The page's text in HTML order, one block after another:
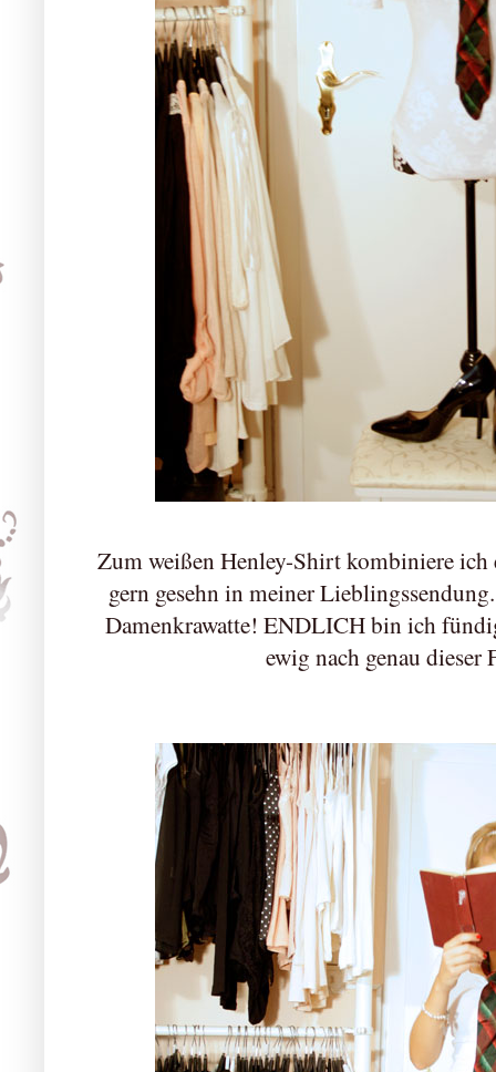
Zum weißen Henley-Shirt kombiniere ich
gern gesehn in meiner
Damenkrawatte! ENDLICH bin ich
ewig nach genau dieser